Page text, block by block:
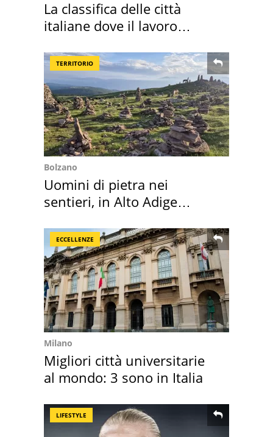
La classifica delle città
italiane dove il lavoro
TERRITORIO
Bolzano
Uomini di pietra nei
sentieri, in Alto Adige
ECCELLENZE
Milano
Migliori città universitarie
al mondo: 3 sono in Italia
LIFESTYLE